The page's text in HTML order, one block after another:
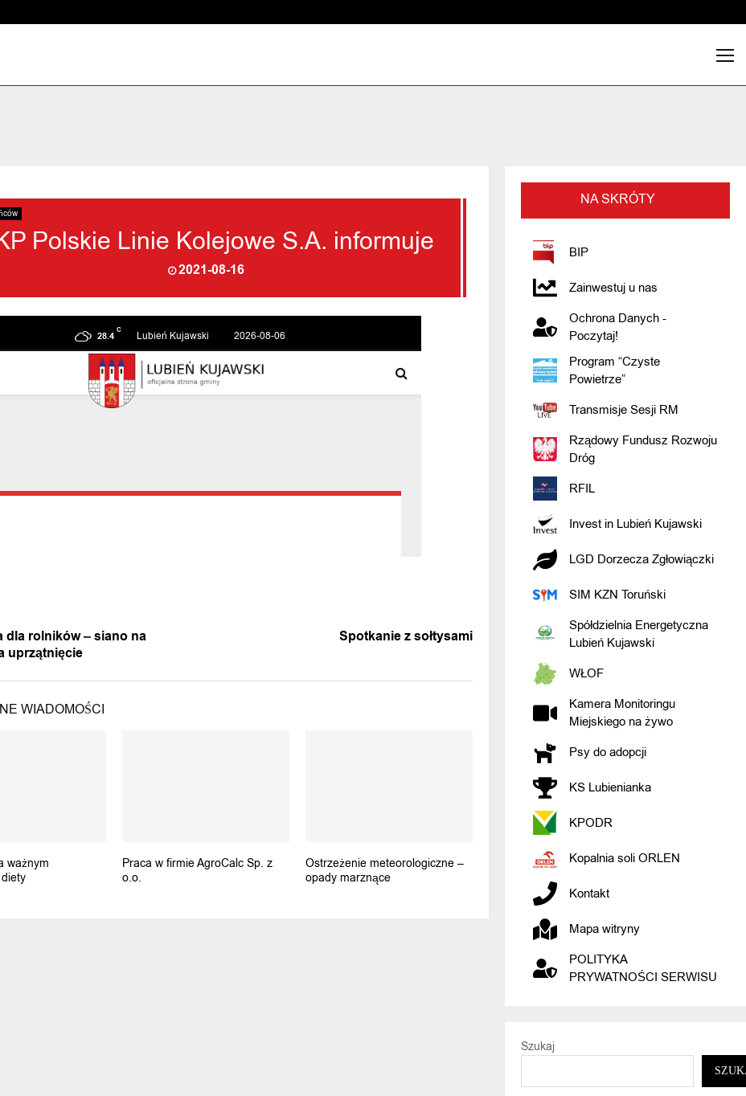
Polskie Linie Kolejowe S.A. informuje
2021-08-16
dla rolników – siano na
uprzątnięcie
Spotkanie z sołtysami
WIADOMOŚCI
ważnym
Praca w firmie AgroCalc Sp. z
o.o.
Ostrzeżenie meteorologiczne –
opady marznące
NA SKRÓTY
BIP
Zainwestuj u nas
Ochrona Danych -
Poczytaj!
Program “Czyste
Powietrze”
Transmisje Sesji RM
Rządowy Fundusz Rozwoju
Dróg
RFIL
Invest in Lubień Kujawski
LGD Dorzecza Zgłowiączki
SIM KZN Toruński
Spółdzielnia Energetyczna
Lubień Kujawski
WŁOF
Kamera Monitoringu
Miejskiego na żywo
Psy do adopcji
KS Lubienianka
KPODR
Kopalnia soli ORLEN
Kontakt
Mapa witryny
POLITYKA
PRYWATNOŚCI SERWISU
Szukaj